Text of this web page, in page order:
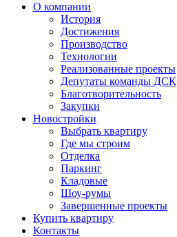
О компании
История
Достижения
Производство
Технологии
Реализованные проекты
Депутаты команды ДСК
Благотворительность
Закупки
Новостройки
Выбрать квартиру
Где мы строим
Отделка
Паркинг
Кладовые
Шоу-румы
Завершенные проекты
Купить квартиру
Контакты